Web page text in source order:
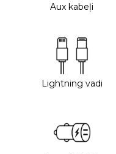
Aux kabeļi
Lightning vadi